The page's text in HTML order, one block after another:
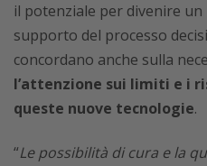
il potenziale per divenire
supporto del processo
concordano anche sulla
l’attenzione sui limiti e i
queste nuove tecnologie.
“Le possibilità di cura e la